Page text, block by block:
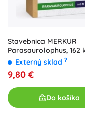
Stavebnica MERKUR
Parasaurolophus, 162
Externý sklad ?
9,80 €
Do košíka